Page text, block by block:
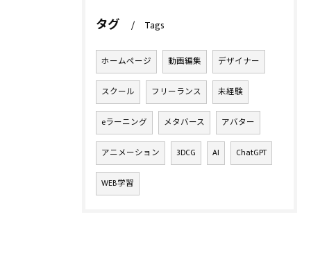
タグ Tags
ホームページ 動画編集 デザイナー
スクール フリーランス 未経験
eラーニング メタバース アバター
アニメーション 3DCG AI ChatGPT
WEB学習